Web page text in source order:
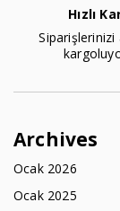
Hızlı
Siparişlerinizi
Archives
Ocak 2026
Ocak 2025